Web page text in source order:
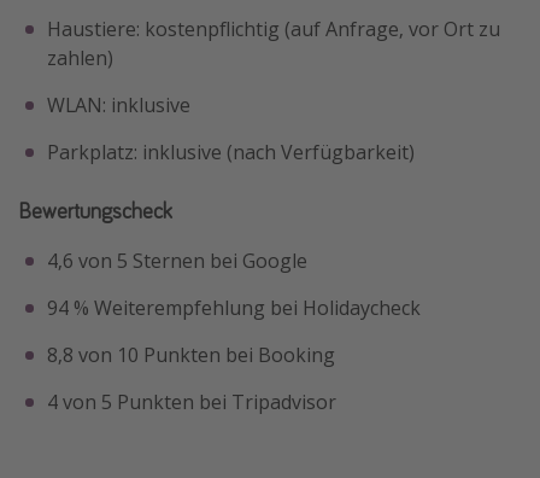
Haustiere: kostenpflichtig (auf Anfrage, vor Ort zu
zahlen)
WLAN: inklusive
Parkplatz: inklusive (nach Verfügbarkeit)
Bewertungscheck
4,6 von 5 Sternen bei Google
94 % Weiterempfehlung bei Holidaycheck
8,8 von 10 Punkten bei Booking
4 von 5 Punkten bei Tripadvisor